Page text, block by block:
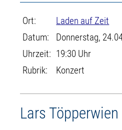
Ort:
Laden auf Zeit
Datum:
Donnerstag,
Uhrzeit: 19:30 Uhr
Rubrik:
Konzert
Lars